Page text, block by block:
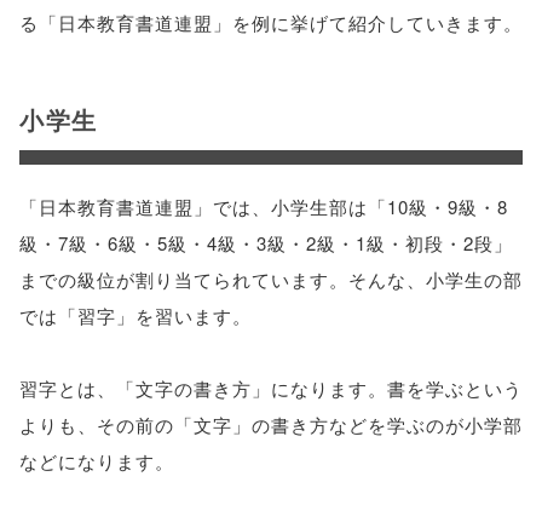
る「日本教育書道連盟」を例に挙げて紹介していきます。
小学生
「日本教育書道連盟」では、小学生部は「10級・9級・8
級・7級・6級・5級・4級・3級・2級・1級・初段・2段」
までの級位が割り当てられています。そんな、小学生の部
では「習字」を習います。
習字とは、「文字の書き方」になります。書を学ぶという
よりも、その前の「文字」の書き方などを学ぶのが小学部
などになります。